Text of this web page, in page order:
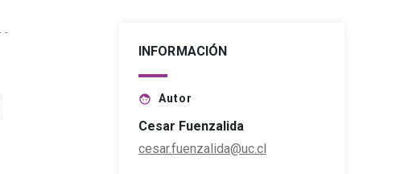
INFORMACIÓN
face Autor
Cesar Fuenzalida
cesar.fuenzalida@uc.cl